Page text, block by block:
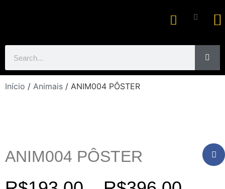
Início / Animais / ANIM004 PÔSTER
ANIM004 PÔSTER